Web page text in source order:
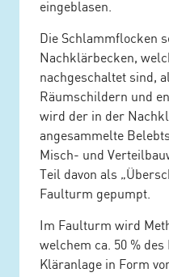
eingeblasen.
Die Schlammflocken
Nachklärbecken,
nachgeschaltet sind,
Räumschildern und
wird der in der
angesammelte
Misch- und
Teil davon als
Faulturm gepumpt.
Im Faulturm wird
welchem ca. 50 %
Kläranlage in Form